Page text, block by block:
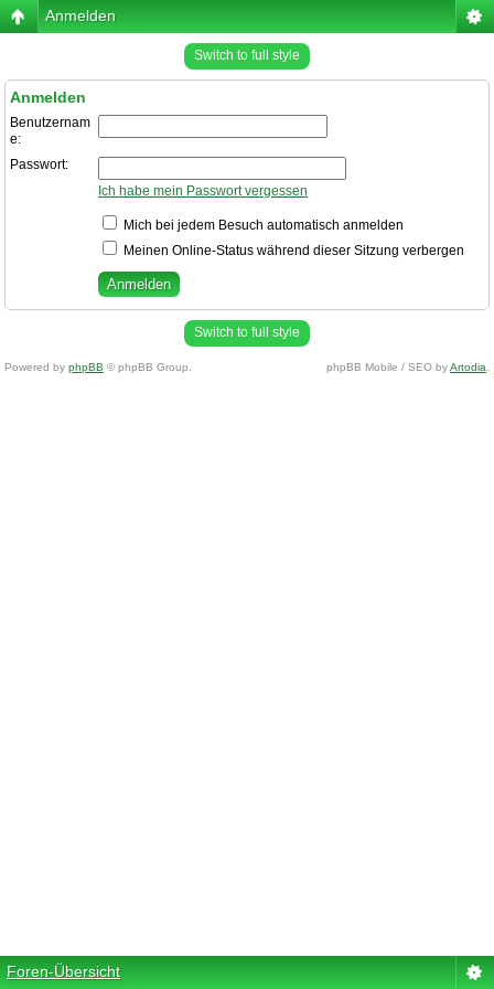
Anmelden
Switch to full style
Anmelden
Benutzernam
e:
Passwort:
Ich habe mein Passwort vergessen
Mich bei jedem Besuch automatisch anmelden
Meinen Online-Status während dieser Sitzung verbergen
Switch to full style
Powered by phpBB © phpBB Group. phpBB Mobile / SEO byArtodia
Foren-Übersicht